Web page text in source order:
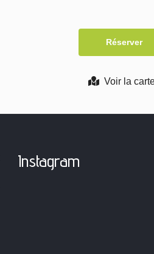
Voir la
Instagram